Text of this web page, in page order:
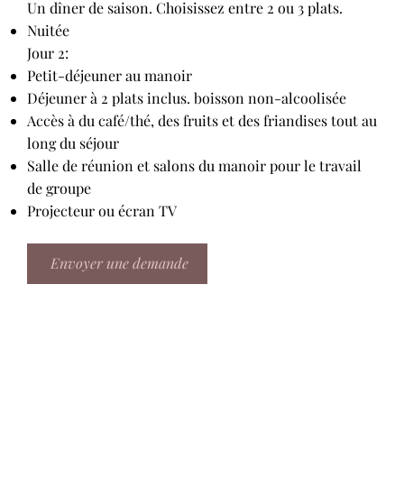
Un dîner de saison. Choisissez entre 2 ou 3 plats.
Nuitée
Jour 2:
Petit-déjeuner au manoir
Déjeuner à 2 plats inclus. boisson non-alcoolisée
Accès à du café/thé, des fruits et des friandises tout au
long du séjour
Salle de réunion et salons du manoir pour le travail
de groupe
Projecteur ou écran TV
Envoyer une demande